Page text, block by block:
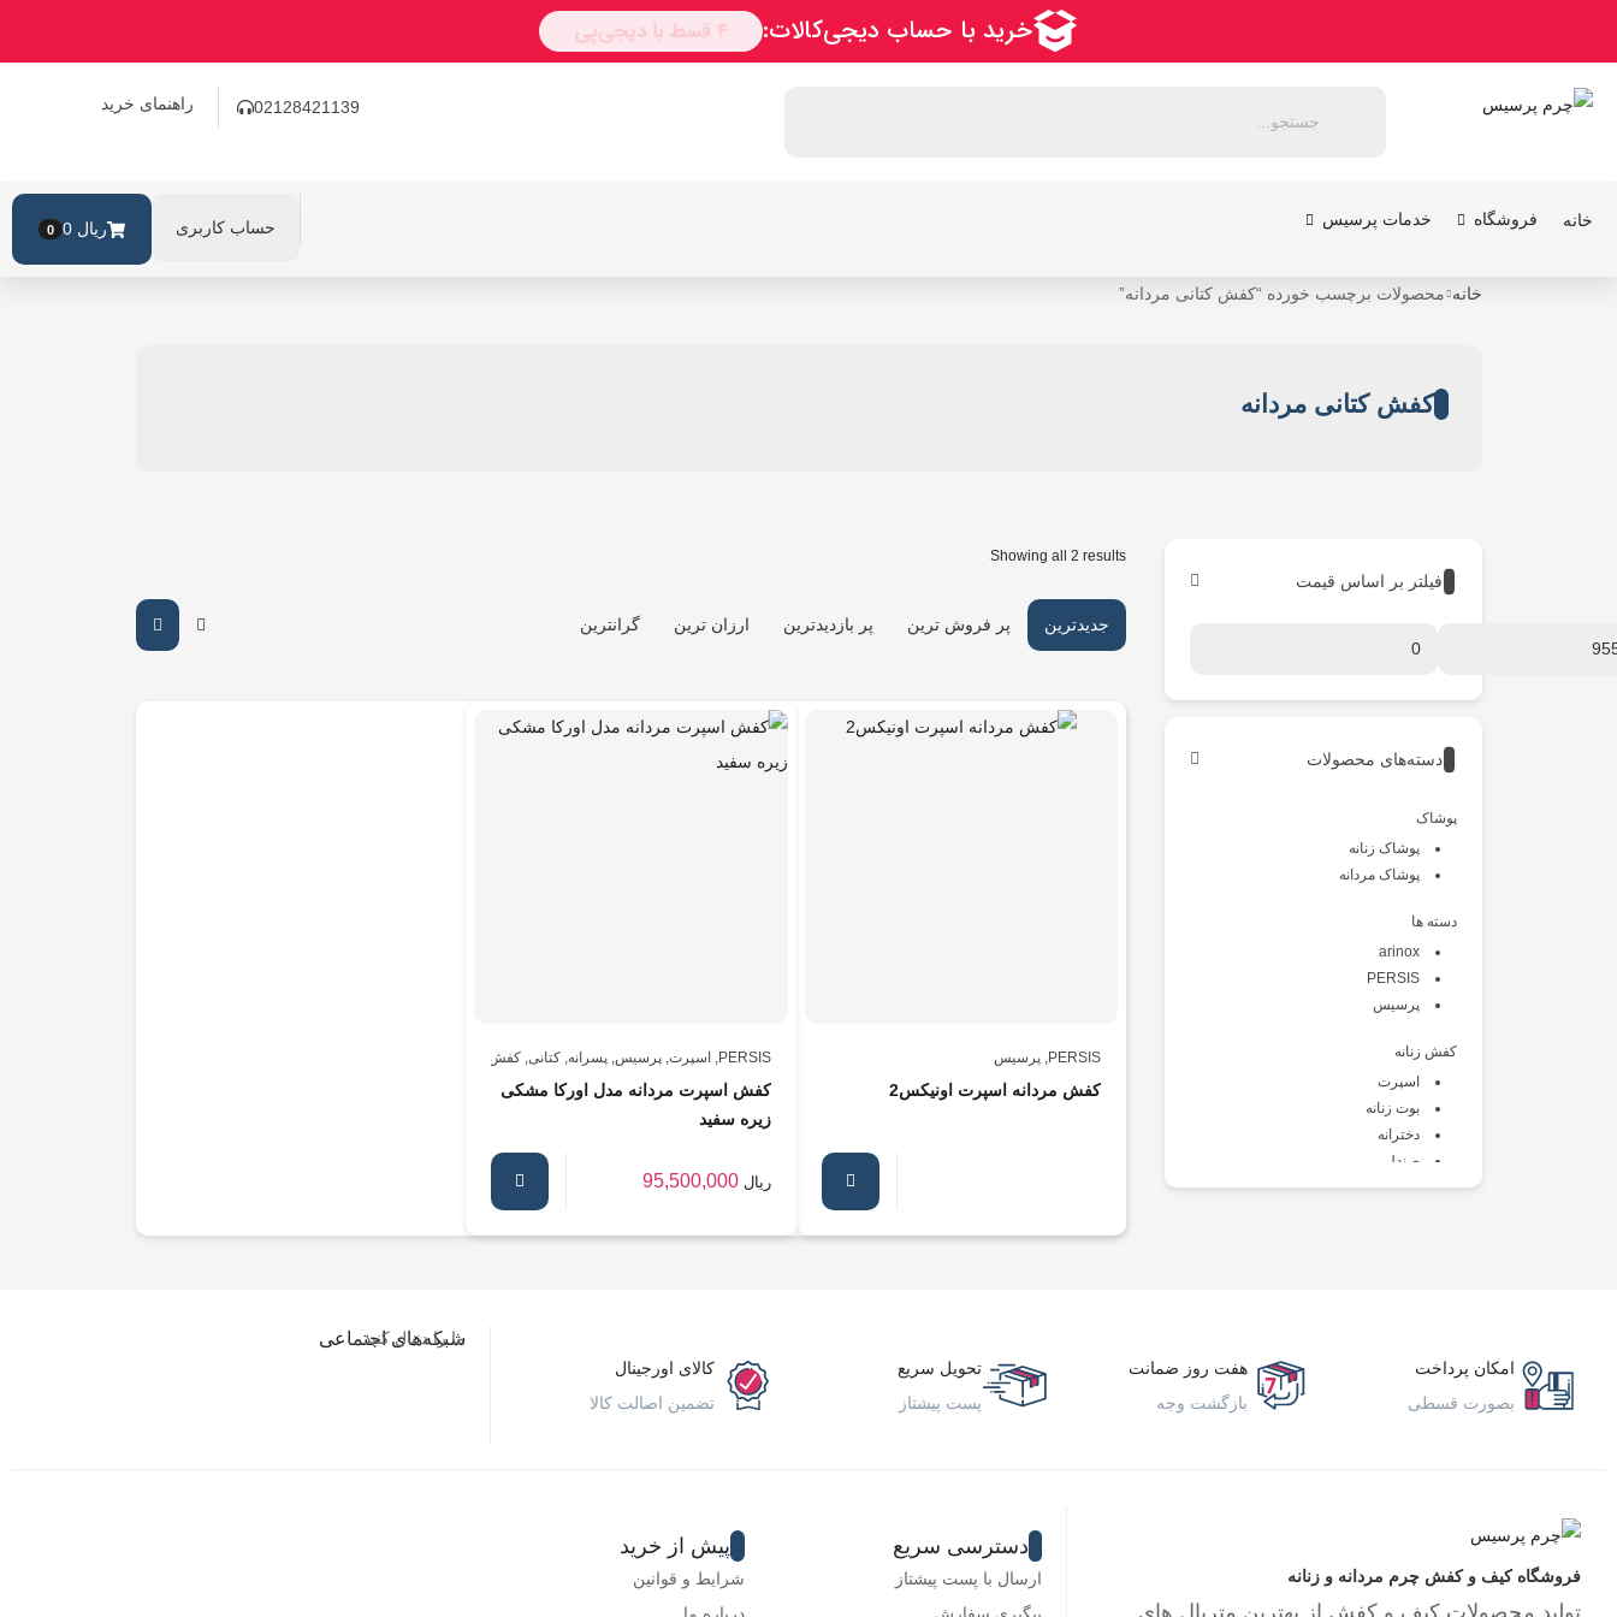
02128421139 راهنمای خرید
خانه فروشگاه خدمات پرسیس حساب کاربری 0 ریال 0
خانه محصولات برچسب خورده “کفش کتانی مردانه”
کفش کتانی مردانه
Showing all 2 results
پر فروش ترین پر بازدیدترین جدیدترین ارزان ترین گرانترین
PERSIS پرسیس
کفش مردانه اسپرت اونیکس2
PERSIS
,اسپرت ,پرسیس ,پسرانه ,کتانی ,کفش مردانه
کفش اسپرت مردانه مدل اورکا مشکی
زیره سفید
95,500,000 ریال
فیلتر بر اساس قیمت
دسته‌های محصولات
پوشاک
پوشاک زنانه
پوشاک مردانه
دسته ها
arinox
PERSIS
پرسیس
کفش زنانه
اسپرت
بوت زنانه
دخترانه
صندل
طبی
لوازم کفش
طبی
امکان پرداخت
بصورت قسطی
هفت روز ضمانت
بازگشت وجه
تحویل سریع
پست پیشتاز
کالای اورجینال
تضمین اصالت کالا
شبکه‌های اجتماعی
ما را دنبال کنید…
فروشگاه کیف و کفش چرم مردانه و زنانه
دسترسی سریع
ارسال با پست پیشتاز
پیش از خرید
شرایط و قوانین